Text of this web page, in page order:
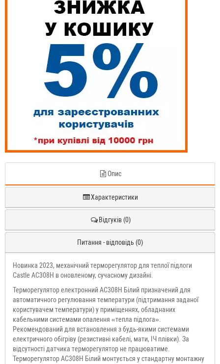
Опис
Характеристики
Відгуків (0)
Питання - відповідь (0)
Новинка 2023, механічний терморегулятор для теплої підлоги
Castle AC308H в оновленому, сучасному дизайні.
Терморегулятор електронний AC308H Білий призначений для
автоматичного регулювання температури (підтримання заданої
користувачем температури) у приміщеннях, обладнаних
кабельними системами опалення «тепла підлога».
Рекомендований для встановлення з будь-якими системами
електричного обігріву (резистивні кабелі, мати, ІЧ плівки). За
відсутності датчика терморегулятор не працюватиме.
Терморегулятор AC308H Білий монтується у стандартну монтажну